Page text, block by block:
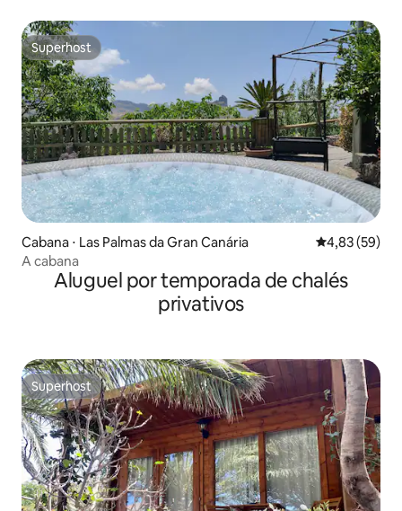
Superhost
Superhost
Cabana ⋅ Las Palmas da Gran Canária 4,83 de uma
4,83 (59)
A cabana
Aluguel por temporada de chalés
privativos
Superhost
Superhost